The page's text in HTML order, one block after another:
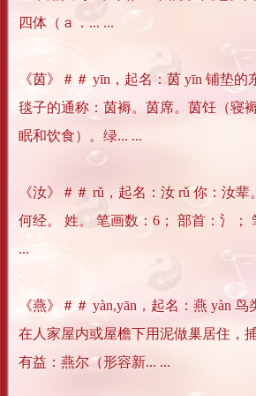
四体（ａ．... ...
《茵》＃＃ yīn，起名：茵 yīn 铺垫的
毯子的通称：茵褥。茵席。茵饪（寝
眠和饮食）。绿... ...
《汝》＃＃ rǔ，起名：汝 rǔ 你：汝
何经。 姓。 笔画数：6； 部首：氵；
...
《燕》＃＃ yàn,yān，起名：燕 yàn
在人家屋内或屋檐下用泥做巢居住，
有益：燕尔（形容新... ...